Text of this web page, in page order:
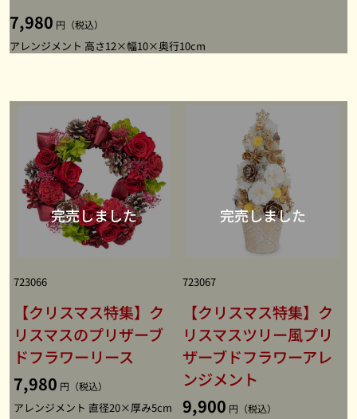
7,980 円（税込）
アレンジメント 高さ12×幅10×奥行10cm
723066
【クリスマス特集】ク
リスマスのプリザーブ
ドフラワーリース
7,980 円（税込）
アレンジメント 直径20×厚み5cm
723067
【クリスマス特集】ク
リスマスツリー風プリ
ザーブドフラワーアレ
ンジメント
9,900 円（税込）